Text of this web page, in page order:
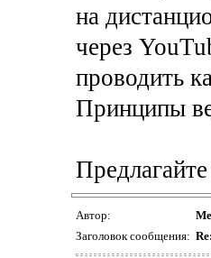
на
через
проводить
Принципы
Автор:
Заголовок сообщения: